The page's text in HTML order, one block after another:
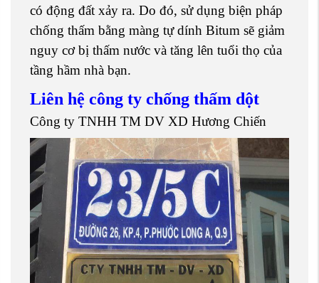
có động đất xảy ra. Do đó, sử dụng biện pháp
chống thấm bằng màng tự dính Bitum sẽ giảm
nguy cơ bị thấm nước và tăng lên tuổi thọ của
tầng hầm nhà bạn.
Liên hệ công ty chống thấm dột
Công ty TNHH TM DV XD Hương Chiến